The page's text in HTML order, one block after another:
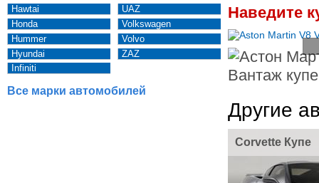
Hawtai
Honda
Hummer
Hyundai
Infiniti
UAZ
Volkswagen
Volvo
ZAZ
Все марки автомобилей
Наведите
Другие
Corvette Купе